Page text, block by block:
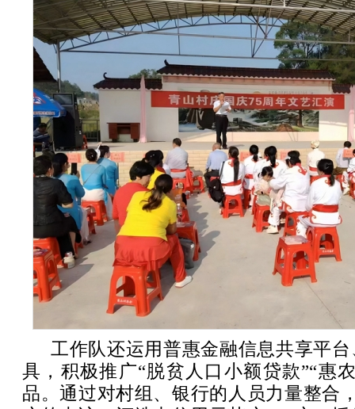
工作队还运用普惠金融信息共享平
具，积极推广“脱贫人口小额贷款”“惠
品。通过对村组、银行的人员力量整合